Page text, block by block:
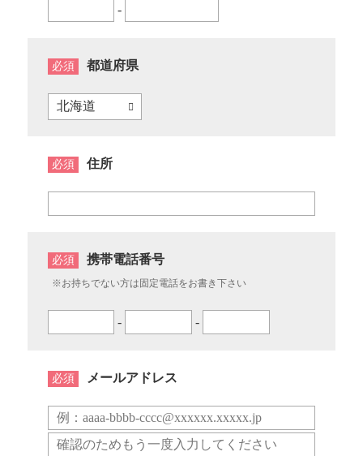
-
必須 都道府県
必須 住所
必須 携帯電話番号
※お持ちでない方は固定電話をお書き下さい
- -
必須 メールアドレス